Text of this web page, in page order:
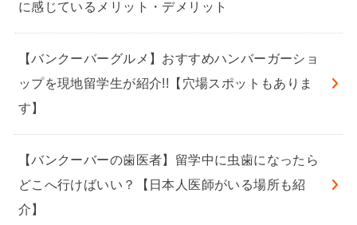
に感じているメリット・デメリット
【バンクーバーグルメ】おすすめハンバーガーショ
ップを現地留学生が紹介!!【穴場スポットもありま
す】
【バンクーバーの歯医者】留学中に虫歯になったら
どこへ行けばいい？【日本人医師がいる場所も紹
介】